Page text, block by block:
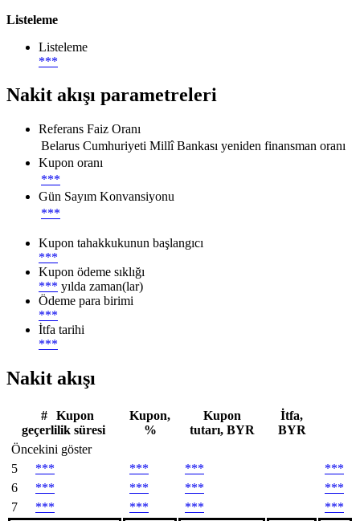
Listeleme
Listeleme
***
Nakit akışı parametreleri
Referans Faiz Oranı
Belarus Cumhuriyeti Millî Bankası yeniden finansman oranı
Kupon oranı
***
Gün Sayım Konvansiyonu
***
Kupon tahakkukunun başlangıcı
***
Kupon ödeme sıklığı
*** yılda zaman(lar)
Ödeme para birimi
***
İtfa tarihi
***
Nakit akışı
#
Kupon
geçerlilik süresi
Kupon,
%
Kupon
tutarı, BYR
İtfa,
BYR
Öncekini göster
5
*** *** ***
***
6
*** *** ***
***
7
*** *** ***
***